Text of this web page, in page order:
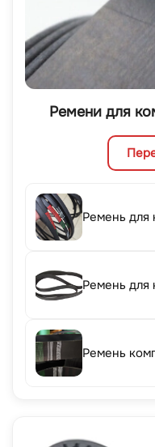
Ремени для
Ремень для
Ремень для
Ремень